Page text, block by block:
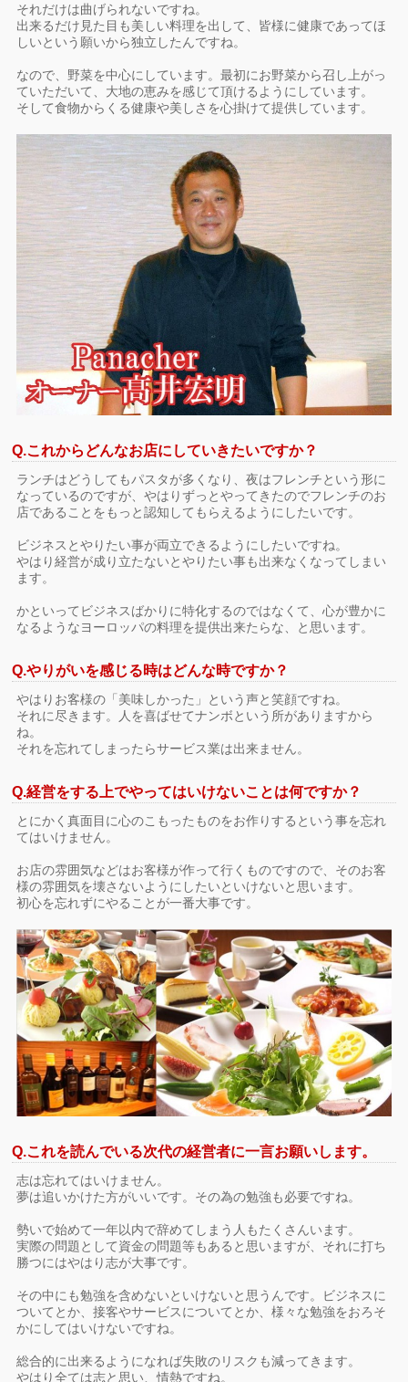
それだけは曲げられないですね。
出来るだけ見た目も美しい料理を出して、皆様に健康であってほ
しいという願いから独立したんですね。
なので、野菜を中心にしています。最初にお野菜から召し上がっ
ていただいて、大地の恵みを感じて頂けるようにしています。
そして食物からくる健康や美しさを心掛けて提供しています。
Q.これからどんなお店にしていきたいですか？
ランチはどうしてもパスタが多くなり、夜はフレンチという形に
なっているのですが、やはりずっとやってきたのでフレンチのお
店であることをもっと認知してもらえるようにしたいです。
ビジネスとやりたい事が両立できるようにしたいですね。
やはり経営が成り立たないとやりたい事も出来なくなってしまい
ます。
かといってビジネスばかりに特化するのではなくて、心が豊かに
なるようなヨーロッパの料理を提供出来たらな、と思います。
Q.やりがいを感じる時はどんな時ですか？
やはりお客様の「美味しかった」という声と笑顔ですね。
それに尽きます。人を喜ばせてナンボという所がありますから
ね。
それを忘れてしまったらサービス業は出来ません。
Q.経営をする上でやってはいけないことは何ですか？
とにかく真面目に心のこもったものをお作りするという事を忘れ
てはいけません。
お店の雰囲気などはお客様が作って行くものですので、そのお客
様の雰囲気を壊さないようにしたいといけないと思います。
初心を忘れずにやることが一番大事です。
Q.これを読んでいる次代の経営者に一言お願いします。
志は忘れてはいけません。
夢は追いかけた方がいいです。その為の勉強も必要ですね。
勢いで始めて一年以内で辞めてしまう人もたくさんいます。
実際の問題として資金の問題等もあると思いますが、それに打ち
勝つにはやはり志が大事です。
その中にも勉強を含めないといけないと思うんです。ビジネスに
ついてとか、接客やサービスについてとか、様々な勉強をおろそ
かにしてはいけないですね。
総合的に出来るようになれば失敗のリスクも減ってきます。
やはり全ては志と思い、情熱ですね。